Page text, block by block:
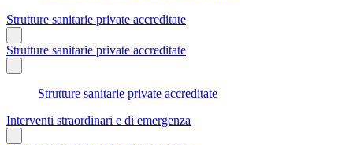
Strutture sanitarie private accreditate
Strutture sanitarie private accreditate
Strutture sanitarie private accreditate
Interventi straordinari e di emergenza